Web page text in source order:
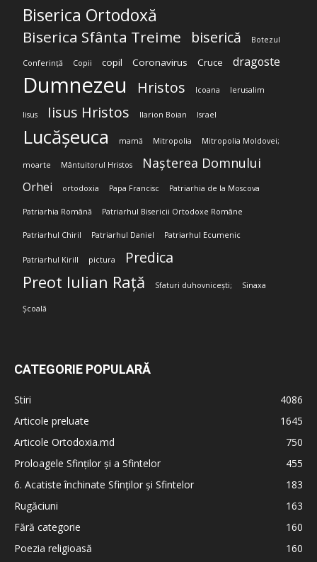
Biserica Ortodoxă
Biserica Sfânta Treime biserică Botezul
Conferință Copii copil Coronavirus Cruce dragoste
Dumnezeu Hristos Icoana Ierusalim
Iisus Iisus Hristos Ilarion Boian Israel
Lucășeuca mamă Mitropolia Mitropolia Moldovei;
moarte Mântuitorul Hristos Nașterea Domnului
Orhei ortodoxia Papa Francisc Patriarhia de la Moscova
Patriarhia Română Patriarhul Bisericii Ortodoxe Române
Patriarhul Chiril Patriarhul Daniel Patriarhul Ecumenic
Patriarhul Kirill pictura Predica
Preot Iulian Rață Sfaturi duhovnicești; Sinaxa
Școală
CATEGORIE POPULARĂ
Stiri
4086
Articole preluate
1645
Articole Ortodoxia.md
750
Proloagele Sfinților și a Sfintelor
455
6. Acatiste închinate Sfinților și Sfintelor
183
Rugăciuni
163
Fără categorie
160
Poezia religioasă
160